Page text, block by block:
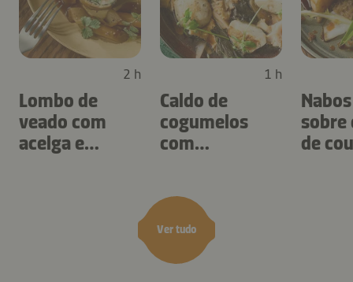
Ver tudo
2 h
Lombo de
veado com
acelga e
1 h
Caldo de
cogumelos
com
sobre
de